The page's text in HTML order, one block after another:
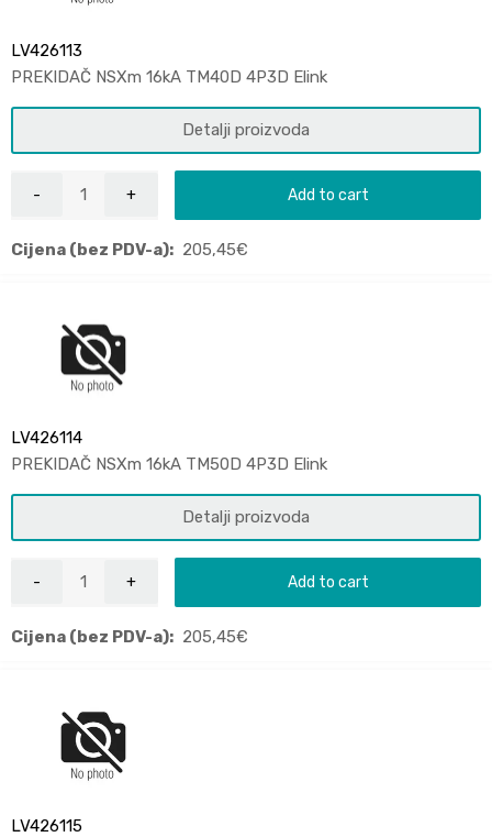
LV426113
PREKIDAČ NSXm 16kA TM40D 4P3D Elink
Detalji proizvoda
Add to cart
Cijena (bez PDV-a): 205,45€
LV426114
PREKIDAČ NSXm 16kA TM50D 4P3D Elink
Detalji proizvoda
Add to cart
Cijena (bez PDV-a): 205,45€
LV426115